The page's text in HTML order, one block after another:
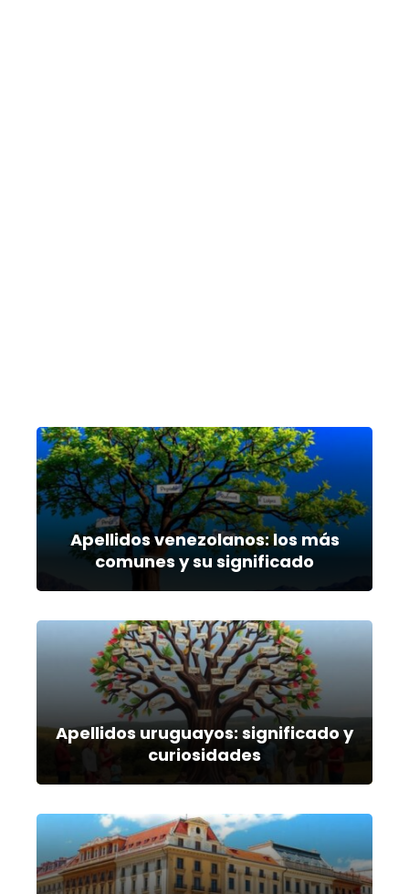
Apellidos venezolanos: los más
comunes y su significado
Apellidos uruguayos: significado y
curiosidades